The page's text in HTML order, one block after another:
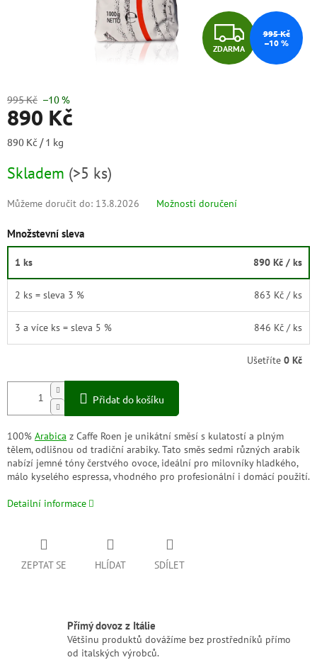
Z
D
ZDARMA
995 Kč
–10 %
995 Kč –10 %
890 Kč
Měrná
890 Kč / 1 kg
Skladem (>5 ks)
Můžeme doručit do: 13.8.2026 Možnosti doručení
Množstevní sleva
1 ks 890 Kč / ks
2 ks = sleva 3 % 863 Kč / ks
3 a více ks = sleva 5 % 846 Kč / ks
Ušetříte 0 Kč
Přidat do košíku
100% Arabica z Caffe Roen je unikátní směsí s kulatostí a plným
tělem, odlišnou od tradiční arabiky. Tato směs sedmi různých arabik
nabízí jemné tóny čerstvého ovoce, ideální pro milovníky hladkého,
málo kyselého espressa, vhodného pro profesionální i domácí použití.
Detailní informace
ZEPTAT SE HLÍDAT SDÍLET
Přímý dovoz z Itálie
Většinu produktů dovážíme bez prostředníků přímo
od italských výrobců.